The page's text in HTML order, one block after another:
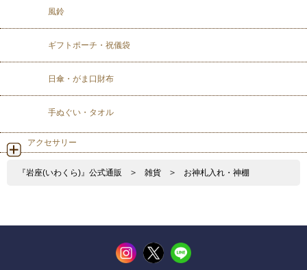
風鈴
ギフトポーチ・祝儀袋
日傘・がま口財布
手ぬぐい・タオル
アクセサリー
『岩座(いわくら)』公式通販 > 雑貨 > お神札入れ・神棚